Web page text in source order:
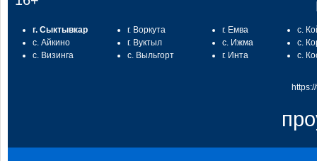
г. Сыктывкар
с. Айкино
с. Визинга
г. Воркута
г. Вуктыл
с. Выльгорт
г. Емва
с. Ижма
г. Инта
с.
с.
с.